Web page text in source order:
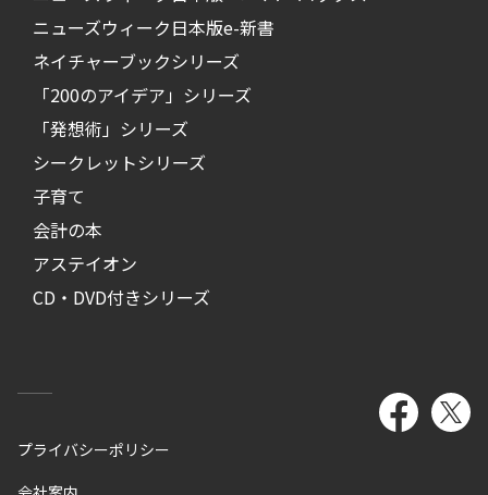
ニューズウィーク日本版e-新書
ネイチャーブックシリーズ
「200のアイデア」シリーズ
「発想術」シリーズ
シークレットシリーズ
子育て
会計の本
アステイオン
CD・DVD付きシリーズ
プライバシーポリシー